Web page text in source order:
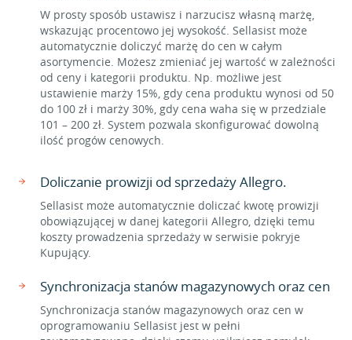
W prosty sposób ustawisz i narzucisz własną marżę,
wskazując procentowo jej wysokość. Sellasist może
automatycznie doliczyć marżę do cen w całym
asortymencie. Możesz zmieniać jej wartość w zależności
od ceny i kategorii produktu. Np. możliwe jest
ustawienie marży 15%, gdy cena produktu wynosi od 50
do 100 zł i marży 30%, gdy cena waha się w przedziale
101 – 200 zł. System pozwala skonfigurować dowolną
ilość progów cenowych.
Doliczanie prowizji od sprzedaży Allegro.
Sellasist może automatycznie doliczać kwotę prowizji
obowiązującej w danej kategorii Allegro, dzięki temu
koszty prowadzenia sprzedaży w serwisie pokryje
Kupujący.
Synchronizacja stanów magazynowych oraz cen
Synchronizacja stanów magazynowych oraz cen w
oprogramowaniu Sellasist jest w pełni